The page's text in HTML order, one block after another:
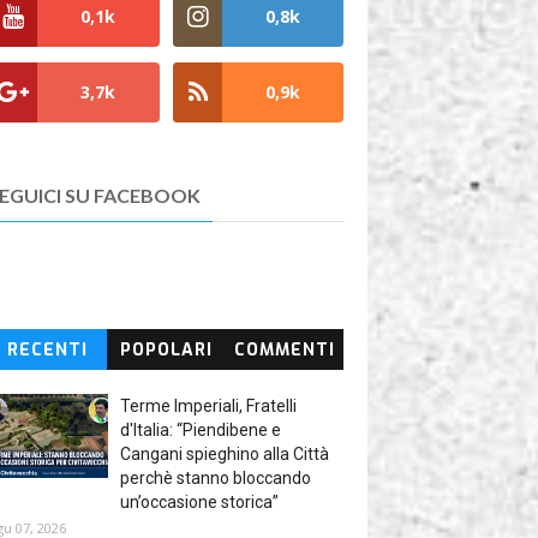
0,1k 0,8k
3,7k 0,9k
SU FACEBOOK
RECENTI POPOLARI COMMENTI
Terme Imperiali, Fratelli
d'Italia: “Piendibene e
Cangani spieghino alla Città
perchè stanno bloccando
un’occasione storica”
07, 2026